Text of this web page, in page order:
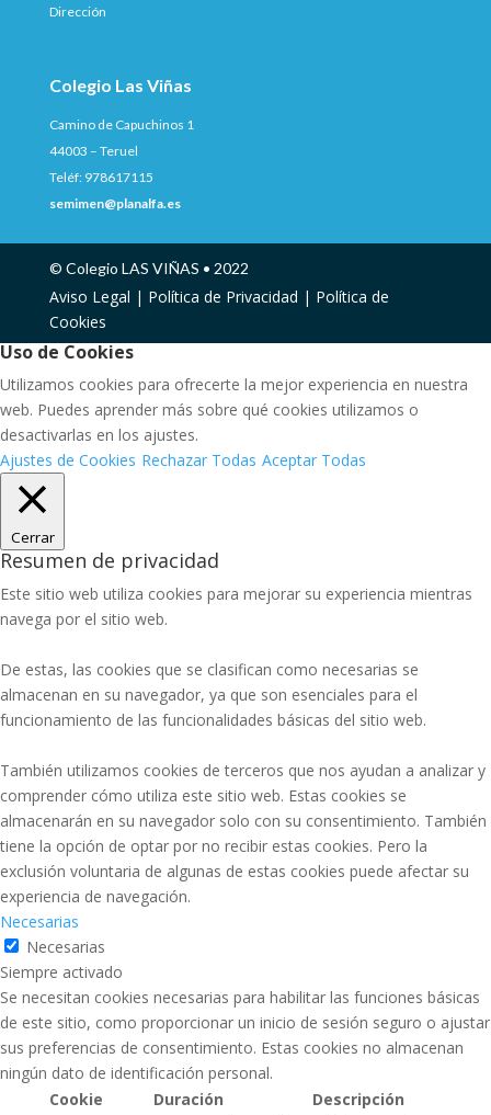
Dirección
Colegio Las Viñas
Camino de Capuchinos 1
44003 – Teruel
Teléf: 978617115
semimen@planalfa.es
© Colegio LAS VIÑAS • 2022
Aviso Legal | Política de Privacidad | Política de
Cookies
Uso de Cookies
Utilizamos cookies para ofrecerte la mejor experiencia en nuestra
web. Puedes aprender más sobre qué cookies utilizamos o
desactivarlas en los ajustes.
Ajustes de Cookies Rechazar Todas Aceptar Todas
Cerrar
Resumen de privacidad
Este sitio web utiliza cookies para mejorar su experiencia mientras
navega por el sitio web.
De estas, las cookies que se clasifican como necesarias se
almacenan en su navegador, ya que son esenciales para el
funcionamiento de las funcionalidades básicas del sitio web.
También utilizamos cookies de terceros que nos ayudan a analizar y
comprender cómo utiliza este sitio web. Estas cookies se
almacenarán en su navegador solo con su consentimiento. También
tiene la opción de optar por no recibir estas cookies. Pero la
exclusión voluntaria de algunas de estas cookies puede afectar su
experiencia de navegación.
Necesarias
Necesarias
Siempre activado
Se necesitan cookies necesarias para habilitar las funciones básicas
de este sitio, como proporcionar un inicio de sesión seguro o ajustar
sus preferencias de consentimiento. Estas cookies no almacenan
ningún dato de identificación personal.
Cookie
Duración Descripción